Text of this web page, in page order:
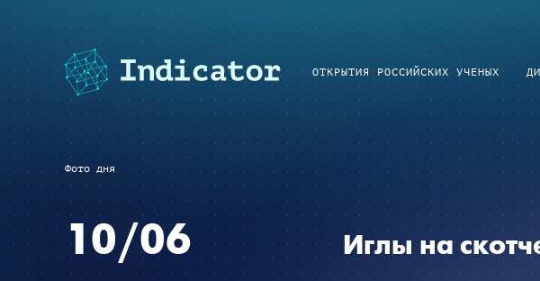
ОТКРЫТИЯ РОССИЙСКИХ УЧЕНЫХ
Фото дня
10/06 Иглы на